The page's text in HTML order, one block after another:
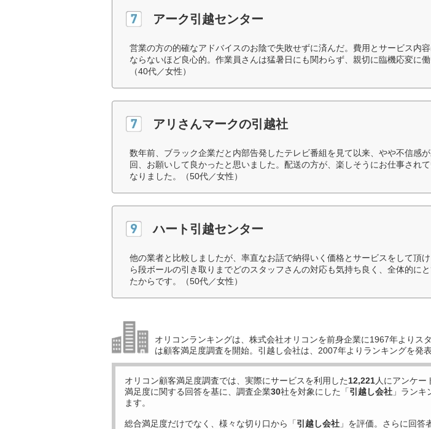
アーク引越センター
営業の方の的確なアドバイスのお陰で失敗せずに済んだ。費用とサービス内
ならないほど良心的。作業員さんは猛暑日にも関わらず、親切に臨機応変に働
（40代／女性）
アリさんマークの引越社
数年前、ブラック企業だと内部告発したテレビ番組を見て以来、やや不信感
回、お願いして良かったと思いました。配送の方が、楽しそうにお仕事され
なりました。（50代／女性）
ハート引越センター
他の業者と比較しましたが、率直なお話で納得いく価格とサービスをして頂
ら段ボールの引き取りまでどのスタッフさんの対応も気持ち良く、全体的に
たからです。（50代／女性）
オリコンランキングは、株式会社オリコンを前身企業に1967年よりス
は顧客満足度調査を開始。引越し会社は、2007年よりランキングを発表
オリコン顧客満足度調査では、実際にサービスを利用した12,221人にアンケー
満足度に関する回答を基に、調査企業30社を対象にした「引越し会社 」ランキ
ます。
総合満足度だけでなく、様々な切り口から「引越し会社 」を評価。さらに回答